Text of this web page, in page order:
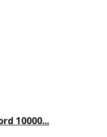
10000...